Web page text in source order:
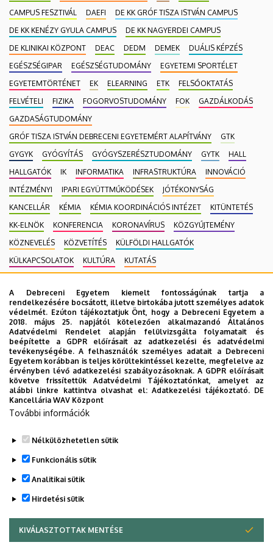
CAMPUS FESZTIVÁL
DAEFI
DE KK GRÓF TISZA ISTVÁN CAMPUS
DE KK KENÉZY GYULA CAMPUS
DE KK NAGYERDEI CAMPUS
DE KLINIKAI KÖZPONT
DEAC DEDM DEMEK
DUÁLIS KÉPZÉS
EGÉSZSÉGIPAR
EGÉSZSÉGTUDOMÁNY
EGYETEMI SPORTÉLET
EGYETEMTÖRTÉNET
EK ELEARNING ETK
FELSŐOKTATÁS
FELVÉTELI
FIZIKA FOGORVOSTUDOMÁNY FOK
GAZDÁLKODÁS
GAZDASÁGTUDOMÁNY
GRÓF TISZA ISTVÁN DEBRECENI EGYETEMÉRT ALAPÍTVÁNY
GTK
GYGYK
GYÓGYÍTÁS GYÓGYSZERÉSZTUDOMÁNY GYTK
HALL
HALLGATÓK
IK INFORMATIKA INFRASTRUKTÚRA
INNOVÁCIÓ
INTÉZMÉNYI
IPARI EGYÜTTMŰKÖDÉSEK
JÓTÉKONYSÁG
KANCELLÁR
KÉMIA KÉMIA KOORDINÁCIÓS INTÉZET
KITÜNTETÉS
KK-ELNÖK
KONFERENCIA KORONAVÍRUS
KÖZGYŰJTEMÉNY
KÖZNEVELÉS
KÖZVETÍTÉS
KÜLFÖLDI HALLGATÓK
KÜLKAPCSOLATOK
KULTÚRA
KUTATÁS
MOBILITÁSI PROGRAM
MULTIMÉDIA MŰSZAKI
NEKROLÓG
NÉPEGÉSZSÉGÜGY
NEUROTECH NEVELÉSTUDOMÁNY
NK
OKTATÁS
ORVOSTUDOMÁNY
PEDAGÓGUSKÉPZŐ KÖZPONT
PONTHATÁROK
RAK RANGSOR REKTOR
SET KÖZPONT
SIÓFOK CAMPUS
SPORT SPORTTUDOMÁNYOK
STUDYVERSITY
SZENIOR EGYETEM
SZOLNOK CAMPUS
TÁRSADALOMTUDOMÁNY
TDK
TEHETSÉGGONDOZÁS
TUDOMÁNY
UD CATAPULT
ZK
ZÖLD EGYETEM
A Debreceni Egyetem kiemelt fontosságúnak tartja a
rendelkezésére bocsátott, illetve birtokába jutott személyes adatok
védelmét. Ezúton tájékoztatjuk Önt, hogy a Debreceni Egyetem a
2018. május 25. napjától kötelezően alkalmazandó Általános
Adatvédelmi Rendelet alapján felülvizsgálta folyamatait és
beépítette a GDPR előírásait az adatkezelési és adatvédelmi
tevékenységébe. A felhasználók személyes adatait a Debreceni
Egyetem korábban is teljes körültekintéssel kezelte, megfelelve az
érvényben lévő adatkezelési szabályozásoknak. A GDPR előírásait
követve frissítettük Adatvédelmi Tájékoztatónkat, amelyet az
alábbi linkre kattintva olvashat el:Adatkezelési tájékoztató. DE
Kancellária WAV Központ
További információk
Nélkülözhetetlen sütik
Funkcionális sütik
Analitikai sütik
Hirdetési sütik
KIVÁLASZTOTTAK MENTÉSE
WITHDRAW CONSENT